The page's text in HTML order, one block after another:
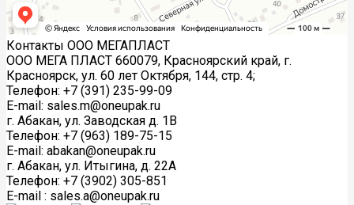
Контакты ООО МЕГАПЛАСТ
ООО МЕГА ПЛАСТ 660079, Красноярский край, г.
Красноярск, ул. 60 лет Октября, 144, стр. 4;
Телефон: +7 (391) 235-99-09
E-mail: sales.m@oneupak.ru
г. Абакан, ул. Заводская д. 1В
Телефон: +7 (963) 189-75-15
E-mail: abakan@oneupak.ru
г. Абакан, ул. Итыгина, д. 22А
Телефон: +7 (3902) 305-851
E-mail : sales.a@oneupak.ru